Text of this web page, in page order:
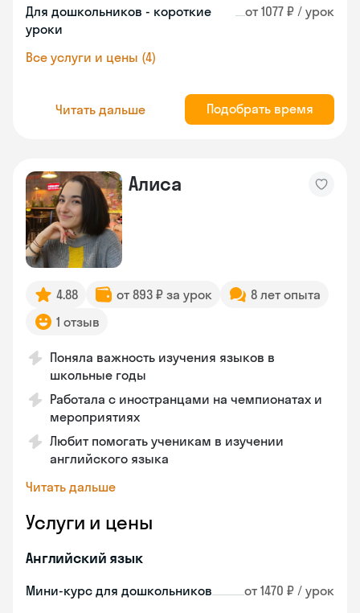
Для дошкольников - короткие
уроки
от 1077 ₽ / урок
Все услуги и цены (4)
Читать дальше Подобрать время
Алиса
4.88 от 893 ₽ за урок
8 лет опыта
1 отзыв
Поняла важность изучения языков в
школьные годы
Работала с иностранцами на чемпионатах и
мероприятиях
Любит помогать ученикам в изучении
английского языка
Читать дальше
Услуги и цены
Английский язык
Мини-курс для дошкольников от 1470 ₽ / урок